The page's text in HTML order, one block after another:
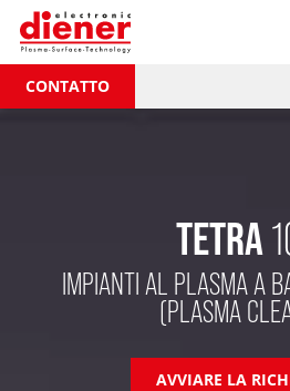
CONTATTO
TETRA
IMPIANTI AL PLASMA A
(PLASMA
AVVIARE LA